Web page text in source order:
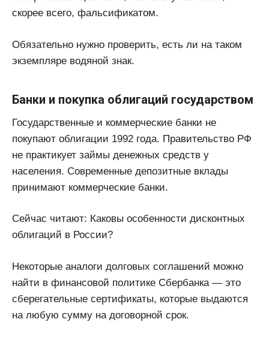
скорее всего, фальсификатом.
Обязательно нужно проверить, есть ли на таком
экземпляре водяной знак.
Банки и покупка облигаций государством
Государственные и коммерческие банки не
покупают облигации 1992 года. Правительство РФ
не практикует займы денежных средств у
населения. Современные депозитные вклады
принимают коммерческие банки.
Сейчас читают: Каковы особенности дисконтных
облигаций в России?
Некоторые аналоги долговых соглашений можно
найти в финансовой политике Сбербанка — это
сберегательные сертификаты, которые выдаются
на любую сумму на договорной срок.